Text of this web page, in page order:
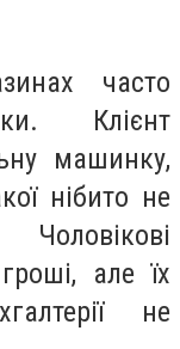
часто
Клієнт
машинку,
нібито не
але їх
не